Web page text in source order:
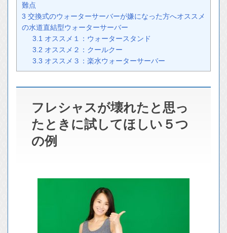
難点
3 交換式のウォーターサーバーが嫌になった方へオススメ
の水道直結型ウォーターサーバー
3.1 オススメ１：ウォータースタンド
3.2 オススメ２：クールクー
3.3 オススメ３：楽水ウォーターサーバー
フレシャスが壊れたと思っ
たときに試してほしい５つ
の例